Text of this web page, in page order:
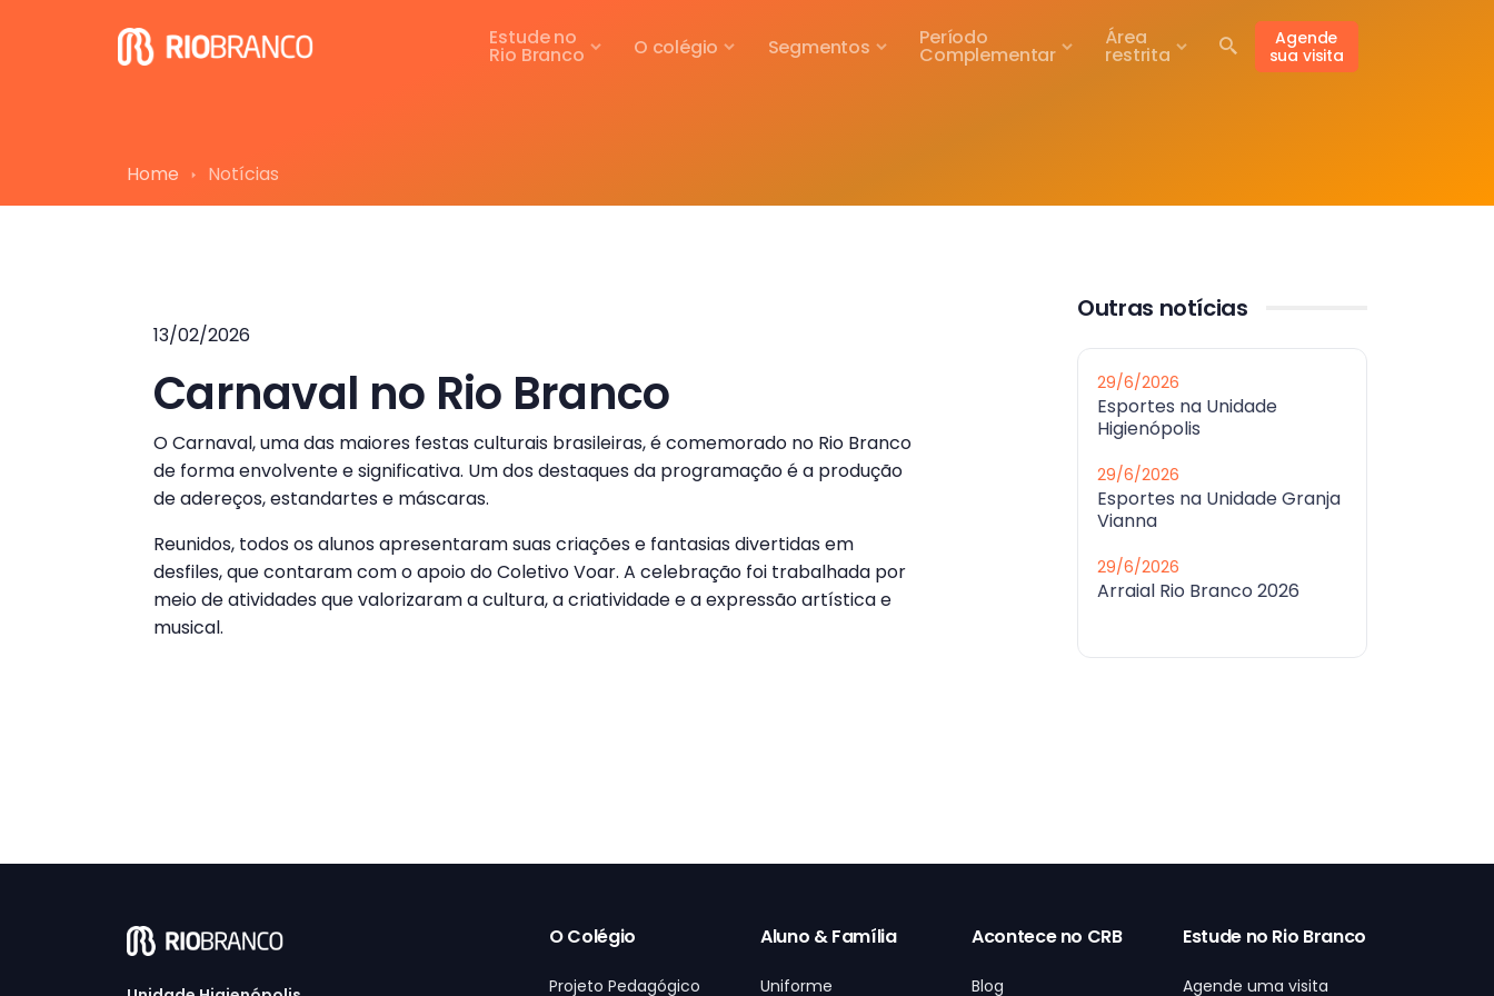
Agende
sua visita
Estude no
Rio Branco O colégio Segmentos Período
Complementar
Área
restrita
Home Notícias
13/02/2026
Carnaval no Rio Branco
O Carnaval, uma das maiores festas culturais brasileiras, é comemorado no Rio Branco
de forma envolvente e significativa. Um dos destaques da programação é a produção
de adereços, estandartes e máscaras.
Reunidos, todos os alunos apresentaram suas criações e fantasias divertidas em
desfiles, que contaram com o apoio do Coletivo Voar. A celebração foi trabalhada por
meio de atividades que valorizaram a cultura, a criatividade e a expressão artística e
musical.
Outras notícias
29/6/2026
Esportes na Unidade
Higienópolis
29/6/2026
Esportes na Unidade Granja
Vianna
29/6/2026
Arraial Rio Branco 2026
O Colégio
Projeto Pedagógico
Aluno & Família
Uniforme
Acontece no CRB
Blog
Estude no Rio Branco
Agende uma visita